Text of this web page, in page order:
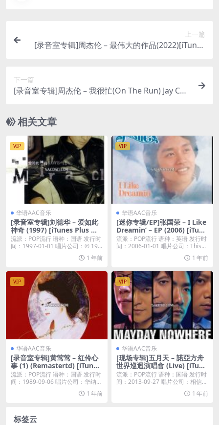
上一篇
[录音室专辑]周杰伦 – 最伟大的作品(2022)[iTunes
下一篇
[录音室专辑]周杰伦 – 我很忙(On The Run) Jay Cho
相关文章
VIP
华语AAC音乐
[录音室专辑]刘德华 – 爱如此
神奇 (1997) [iTunes Plus M4
A]
流派：POP流行 语种：国语 发行时
间：1997-01-01 唱片公司：℗ 19...
1 年前
VIP
华语AAC音乐
[迷你专辑/EP]张国荣 – I Like
Dreamin’ – EP (2006) [iTune
s Plus M4A]
流派：POP流行 语种：英语 发行时
间：2006-01-01 唱片公司：This...
1 年前
VIP
华语AAC音乐
[录音室专辑]黄莺莺 – 红伶心
事 (1) (Remastertd) [iTunes
Plus M4A]
流派：POP流行 语种：国语 发行时
间：1989-09-06 唱片公司：华纳唱
1 年前
VIP
华语AAC音乐
[现场专辑]五月天 – 諾亞方舟
世界巡迴演唱會 (Live) [iTune
s Plus M4A]
流派：POP流行 语种：国语 发行时
间：2013-09-27 唱片公司：相信音
1 年前
标签云